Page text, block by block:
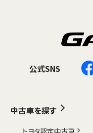
公式SNS
中古車を探す
トヨタ認定中古車